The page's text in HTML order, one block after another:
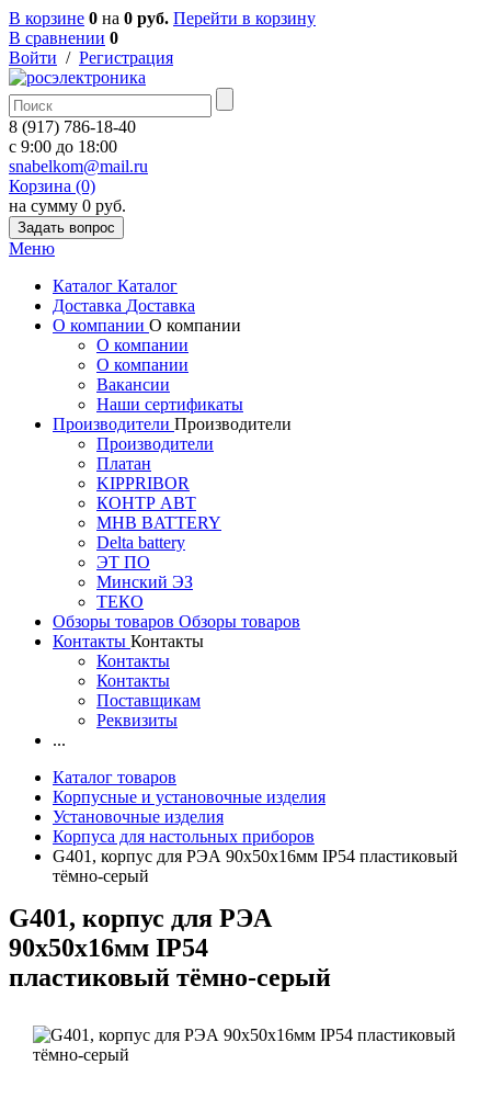
В корзине 0 на 0 руб. Перейти в корзину
В сравнении 0
Войти / Регистрация
8 (917) 786-18-40
c 9:00 до 18:00
snabelkom@mail.ru
Корзина (0)
на сумму 0 руб.
Задать вопрос
Меню
Каталог Каталог
Доставка Доставка
О компании О компании
О компании
О компании
Вакансии
Наши сертификаты
Производители Производители
Производители
Платан
KIPPRIBOR
КОНТР АВТ
MHB BATTERY
Delta battery
ЭT ПО
Минский ЭЗ
ТЕКО
Обзоры товаров Обзоры товаров
Контакты Контакты
Контакты
Контакты
Поставщикам
Реквизиты
...
Каталог товаров
Корпусные и установочные изделия
Установочные изделия
Корпуса для настольных приборов
G401, корпус для РЭА 90х50х16мм IP54 пластиковый
тёмно-серый
G401, корпус для РЭА
90х50х16мм IP54
пластиковый тёмно-серый